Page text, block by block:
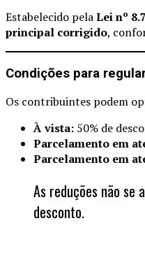
Estabelecido pelaLei nº
principal corrigido,
Condições para
Os contribuintes podem
À vista: 50% de
Parcelamento em
Parcelamento em
As reduções não se
desconto.